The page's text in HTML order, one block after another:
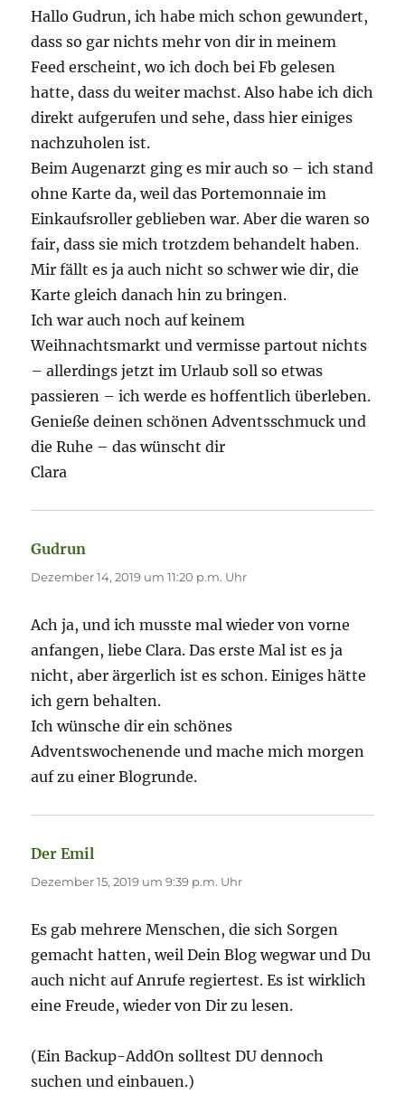
Hallo Gudrun, ich habe mich schon gewundert,
dass so gar nichts mehr von dir in meinem
Feed erscheint, wo ich doch bei Fb gelesen
hatte, dass du weiter machst. Also habe ich dich
direkt aufgerufen und sehe, dass hier einiges
nachzuholen ist.
Beim Augenarzt ging es mir auch so – ich stand
ohne Karte da, weil das Portemonnaie im
Einkaufsroller geblieben war. Aber die waren so
fair, dass sie mich trotzdem behandelt haben.
Mir fällt es ja auch nicht so schwer wie dir, die
Karte gleich danach hin zu bringen.
Ich war auch noch auf keinem
Weihnachtsmarkt und vermisse partout nichts
– allerdings jetzt im Urlaub soll so etwas
passieren – ich werde es hoffentlich überleben.
Genieße deinen schönen Adventsschmuck und
die Ruhe – das wünscht dir
Clara
Gudrun
Dezember 14, 2019 um 11:20 p.m. Uhr
Ach ja, und ich musste mal wieder von vorne
anfangen, liebe Clara. Das erste Mal ist es ja
nicht, aber ärgerlich ist es schon. Einiges hätte
ich gern behalten.
Ich wünsche dir ein schönes
Adventswochenende und mache mich morgen
auf zu einer Blogrunde.
Der Emil
Dezember 15, 2019 um 9:39 p.m. Uhr
Es gab mehrere Menschen, die sich Sorgen
gemacht hatten, weil Dein Blog wegwar und Du
auch nicht auf Anrufe regiertest. Es ist wirklich
eine Freude, wieder von Dir zu lesen.
(Ein Backup-AddOn solltest DU dennoch
suchen und einbauen.)